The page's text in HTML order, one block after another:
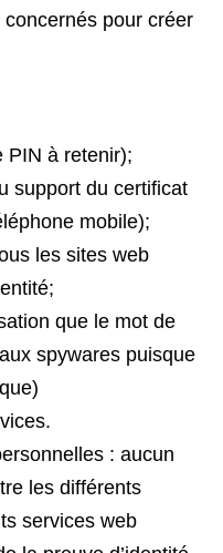
pour créer
PIN à retenir);
support du certificat
mobile);
les sites web
que le mot de
spywares puisque
: aucun
les différents
services web